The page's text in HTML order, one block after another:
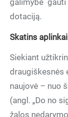
galimybė gauti
dotaciją.
Skatins
Siekiant
draugiškesnės
naujovė – nuo
(angl. „Do no
žalos